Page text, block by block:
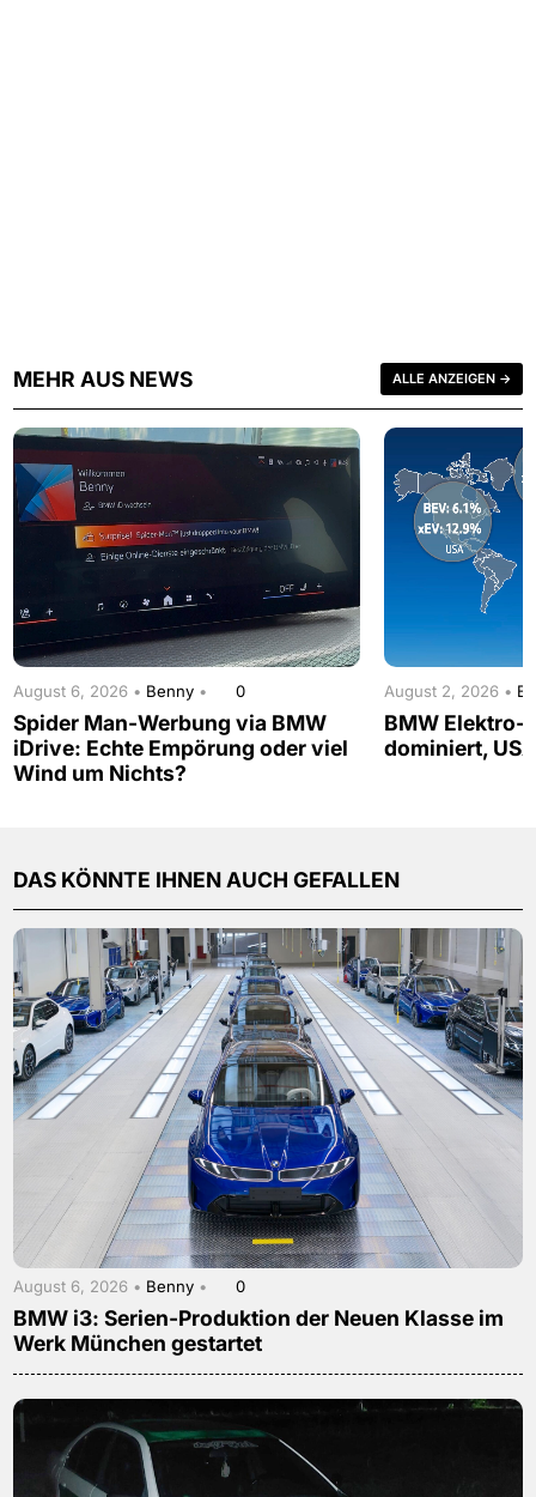
MEHR AUS NEWS ALLE ANZEIGEN →
August 6, 2026 • Benny • 0
Spider Man-Werbung via BMW
iDrive: Echte Empörung oder viel
Wind um Nichts?
August 2, 2026 •
BMW Elektro-
dominiert,
DAS KÖNNTE IHNEN AUCH GEFALLEN
August 6, 2026 • Benny • 0
BMW i3: Serien-Produktion der Neuen Klasse im
Werk München gestartet